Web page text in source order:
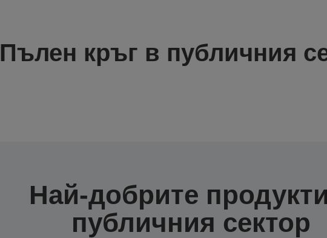
Пълен кръг в публичния
Най-добрите
публичния сектор